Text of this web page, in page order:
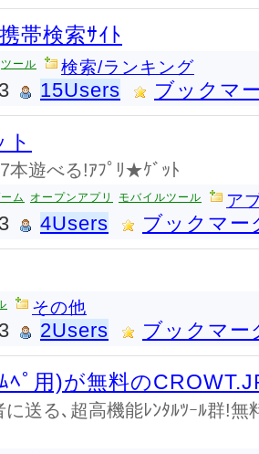
帯検索ｻｲﾄ
ツール 検索/ランキング
15Users ブックマ
本遊べる!ｱﾌﾟﾘ★ｹﾞｯﾄ
ム オープンアプリ モバイルツール ア
4Users ブックマー
その他
2Users ブックマー
ﾍﾟ用)が無料の
に送る､超高機能ﾚﾝﾀﾙﾂｰﾙ群!無